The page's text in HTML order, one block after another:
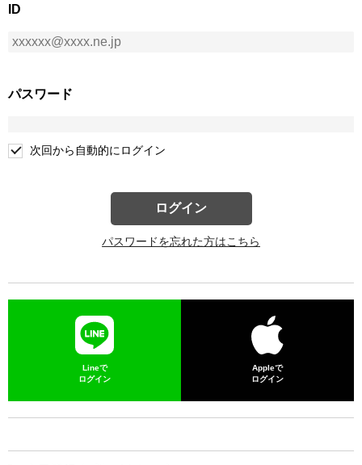
ID
パスワード
次回から自動的にログイン
ログイン
パスワードを忘れた方はこちら
Lineで
ログイン
Appleで
ログイン